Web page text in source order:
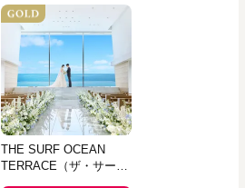
THE SURF OCEAN
TERRACE（ザ・サーフ